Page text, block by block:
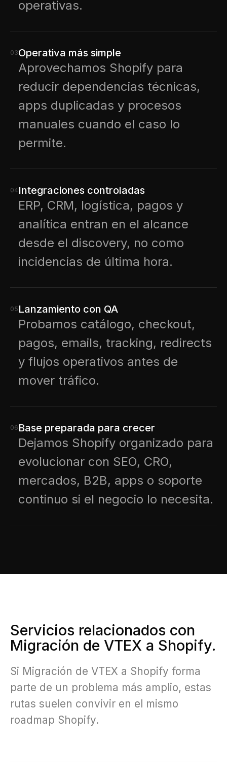
operativas.
03Operativa más simple
Aprovechamos Shopify para
reducir dependencias técnicas,
apps duplicadas y procesos
manuales cuando el caso lo
permite.
04 Integraciones controladas
ERP, CRM, logística, pagos y
analítica entran en el alcance
desde el discovery, no como
incidencias de última hora.
05 Lanzamiento con QA
Probamos catálogo, checkout,
pagos, emails, tracking, redirects
y flujos operativos antes de
mover tráfico.
06 Base preparada para crecer
Dejamos Shopify organizado para
evolucionar con SEO, CRO,
mercados, B2B, apps o soporte
continuo si el negocio lo necesita.
Servicios relacionados con
Migración de VTEX a Shopify.
Si Migración de VTEX a Shopify forma
parte de un problema más amplio, estas
rutas suelen convivir en el mismo
roadmap Shopify.